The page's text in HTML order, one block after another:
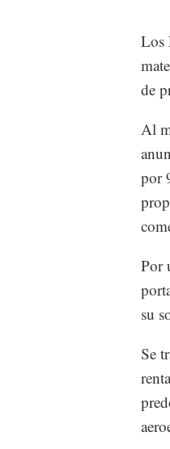
Los
de
Al
por
Por
su
Se